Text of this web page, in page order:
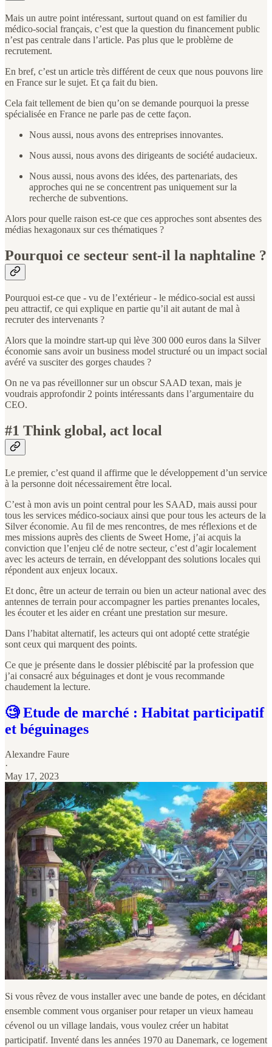
Mais un autre point intéressant, surtout quand on est familier du
médico-social français, c’est que la question du financement public
n’est pas centrale dans l’article. Pas plus que le problème de
recrutement.
En bref, c’est un article très différent de ceux que nous pouvons lire
en France sur le sujet. Et ça fait du bien.
Cela fait tellement de bien qu’on se demande pourquoi la presse
spécialisée en France ne parle pas de cette façon.
Nous aussi, nous avons des entreprises innovantes.
Nous aussi, nous avons des dirigeants de société audacieux.
Nous aussi, nous avons des idées, des partenariats, des
approches qui ne se concentrent pas uniquement sur la
recherche de subventions.
Alors pour quelle raison est-ce que ces approches sont absentes des
médias hexagonaux sur ces thématiques ?
Pourquoi ce secteur sent-il la naphtaline ?
Pourquoi est-ce que - vu de l’extérieur - le médico-social est aussi
peu attractif, ce qui explique en partie qu’il ait autant de mal à
recruter des intervenants ?
Alors que la moindre start-up qui lève 300 000 euros dans la Silver
économie sans avoir un business model structuré ou un impact social
avéré va susciter des gorges chaudes ?
On ne va pas réveillonner sur un obscur SAAD texan, mais je
voudrais approfondir 2 points intéressants dans l’argumentaire du
CEO.
#1 Think global, act local
Le premier, c’est quand il affirme que le développement d’un service
à la personne doit nécessairement être local.
C’est à mon avis un point central pour les SAAD, mais aussi pour
tous les services médico-sociaux ainsi que pour tous les acteurs de la
Silver économie. Au fil de mes rencontres, de mes réflexions et de
mes missions auprès des clients de Sweet Home, j’ai acquis la
conviction que l’enjeu clé de notre secteur, c’est d’agir localement
avec les acteurs de terrain, en développant des solutions locales qui
répondent aux enjeux locaux.
Et donc, être un acteur de terrain ou bien un acteur national avec des
antennes de terrain pour accompagner les parties prenantes locales,
les écouter et les aider en créant une prestation sur mesure.
Dans l’habitat alternatif, les acteurs qui ont adopté cette stratégie
sont ceux qui marquent des points.
Ce que je présente dans le dossier plébiscité par la profession que
j’ai consacré aux béguinages et dont je vous recommande
chaudement la lecture.
🧐 Etude de marché : Habitat participatif
et béguinages
Alexandre Faure
·
May 17, 2023
Si vous rêvez de vous installer avec une bande de potes, en décidant
ensemble comment vous organiser pour retaper un vieux hameau
cévenol ou un village landais, vous voulez créer un habitat
participatif. Inventé dans les années 1970 au Danemark, ce logement